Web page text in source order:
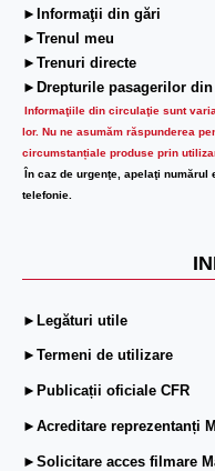
►Informaţii din gări
►Trenul meu
►Trenuri directe
►Drepturile pasagerilor
Informaţiile din circulaţie sunt
lor. Nu ne asumăm răspunderea
circumstanțiale produse prin
În caz de urgenţe, apelaţi
telefonie.
►Legături utile
►Termeni de utilizare
►Publicații oficiale CFR
►Acreditare reprezentanți
►Solicitare acces filmare